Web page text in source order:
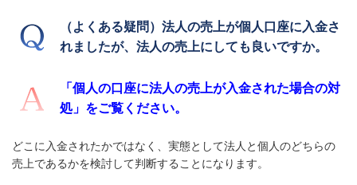
（よくある疑問）法人の売上が個人口座に入金さ
れましたが、法人の売上にしても良いですか。
「個人の口座に法人の売上が入金された場合の対
処」をご覧ください。
どこに入金されたかではなく、実態として法人と個人のどちらの
売上であるかを検討して判断することになります。